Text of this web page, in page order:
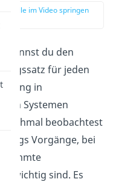
zur Stelle im Video springen
kannst du den
für jeden
in
Systemen
beobachtest
Vorgänge, bei
wichtig sind. Es